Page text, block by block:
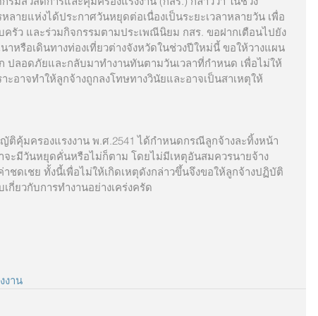
ายแห่งได้ประกาศวันหยุดต่อเนื่องเป็นระยะเวลาหลายวัน เพื่อ
ครัว และร่วมกิจกรรมตามประเพณีนิยม กสร. ขอฝากเตือนไปยัง
หรือเดินทางท่องเที่ยวต่างจังหวัดในช่วงปีใหม่นี้ ขอให้วางแผน
ปลอดภัยและกลับมาทำงานทันตามวันเวลาที่กำหนด เพื่อไม่ให้
ะอาจทำให้ลูกจ้างถูกลงโทษทางวินัยและอาจเป็นสาเหตุให้
คุ้มครองแรงงาน พ.ศ.2541 ได้กำหนดกรณีลูกจ้างละทิ้งหน้า
จะมีวันหยุดคั่นหรือไม่ก็ตาม โดยไม่มีเหตุอันสมควรนายจ้าง
ชดเชย ทั้งนี้เพื่อไม่ให้เกิดเหตุดังกล่าวขึ้นจึงขอให้ลูกจ้างปฏิบัติ
ยวกับการทำงานอย่างเคร่งครัด
งาน